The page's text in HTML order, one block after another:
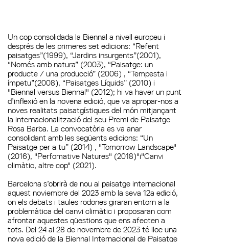
Un cop consolidada la Biennal a nivell europeu i
després de les primeres set edicions: “Refent
paisatges”(1999), “Jardins insurgents”(2001),
“Només amb natura” (2003), “Paisatge: un
producte / una producció” (2006) , “Tempesta i
ímpetu”(2008), “Paisatges Líquids” (2010) i
"Biennal versus Biennal" (2012); hi va haver un punt
d’inflexió en la novena edició, que va apropar-nos a
noves realitats paisatgístiques del món mitjançant
la internacionalització del seu Premi de Paisatge
Rosa Barba. La convocatòria es va anar
consolidant amb les següents edicions: “Un
Paisatge per a tu” (2014) , "Tomorrow Landscape"
(2016), "Perfomative Natures" (2018)"i"Canvi
climàtic, altre cop" (2021).
Barcelona s’obrirà de nou al paisatge internacional
aquest noviembre del 2023 amb la seva 12a edició,
on els debats i taules rodones giraran entorn a la
problemàtica del canvi climàtic i proposaran com
afrontar aquestes qüestions que ens afecten a
tots. Del 24 al 28 de novembre de 2023 té lloc una
nova edició de la Biennal Internacional de Paisatge